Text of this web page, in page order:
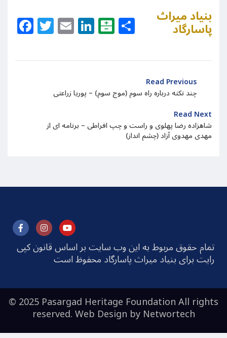
Facebook
Twitter
EmailLinkedIn
Balatarin
Share
بنیاد میراث
پاسارگاد
Read Previous
چند نکته درباره راه سوم (موج سوم) – پوریا زراعتی
Read Next
شاهزاده رضا پهلوی و راست و چپ افراطی – برنامه ای از
مهدی مهدوی آزاد (چشم انداز)
تمام حقوق مربوط به این وب سایت بر اساس قانون کپی
رایت برای بنیاد میراث پاسارگاد محفوظ است
© 2025 Pasargad Heritage Foundation All rights
reserved. Web Design byNetwortech